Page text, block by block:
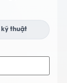
kỹ thuật